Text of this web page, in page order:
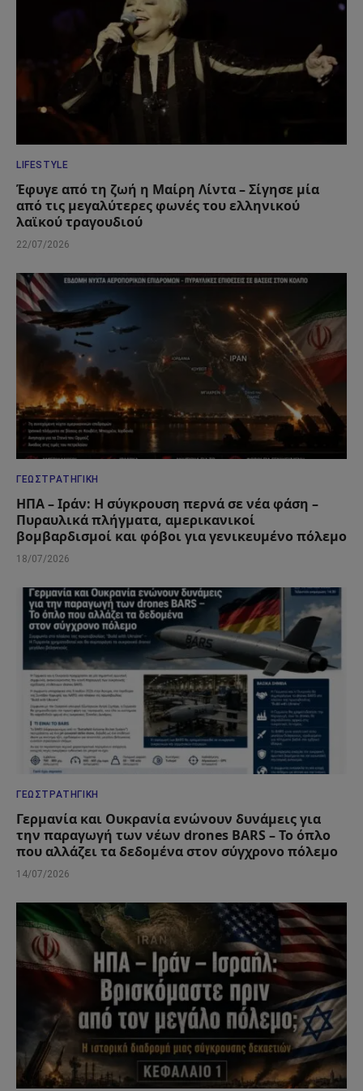
LIFESTYLE
Έφυγε από τη ζωή η Μαίρη Λίντα – Σίγησε μία
από τις μεγαλύτερες φωνές του ελληνικού
λαϊκού τραγουδιού
22/07/2026
ΓΕΩΣΤΡΑΤΗΓΙΚΉ
ΗΠΑ – Ιράν: Η σύγκρουση περνά σε νέα φάση –
Πυραυλικά πλήγματα, αμερικανικοί
βομβαρδισμοί και φόβοι για γενικευμένο πόλεμο
18/07/2026
ΓΕΩΣΤΡΑΤΗΓΙΚΉ
Γερμανία και Ουκρανία ενώνουν δυνάμεις για
την παραγωγή των νέων drones BARS – Το όπλο
που αλλάζει τα δεδομένα στον σύγχρονο πόλεμο
14/07/2026